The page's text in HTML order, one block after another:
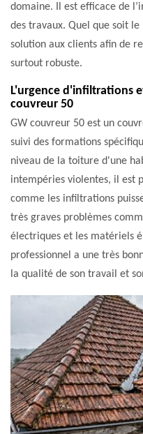
domaine. Il est efficace de
des travaux. Quel que soit
solution aux clients afin de
surtout robuste.
L'urgence d'infiltrations
couvreur 50
GW couvreur 50 est un
suivi des formations
niveau de la toiture d'une
intempéries violentes, il est
comme les infiltrations
très graves problèmes
électriques et les matériels
professionnel a une très
la qualité de son travail et